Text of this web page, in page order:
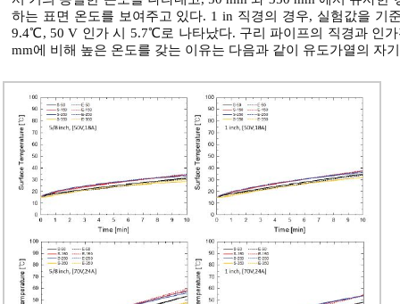
하는 표면 온도를 보여주고 있다. 1 in 직경의 경우, 실험값을
9.4℃, 50 V 인가 시 5.7℃로 나타났다. 구리 파이프의 직경과 인
mm에 비해 높은 온도를 갖는 이유는 다음과 같이 유도가열의 자